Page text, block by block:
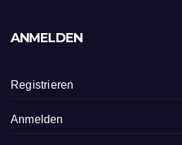
ANMELDEN
Registrieren
Anmelden